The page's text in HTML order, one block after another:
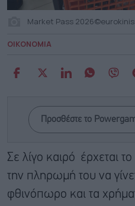
Market Pass
ΟΙΚΟΝΟΜΙΑ
Προσθέστε το
Σε λίγο καιρό έρχεται τo
την πληρωμή του να
φθινόπωρο και τα